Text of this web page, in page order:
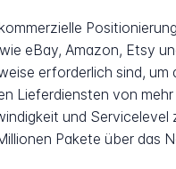
eBay, Amazon, Etsy
erforderlich sind,
Lieferdiensten von
und
Pakete über das